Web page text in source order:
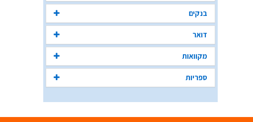
בנקים
דואר
מקוואות
ספריות